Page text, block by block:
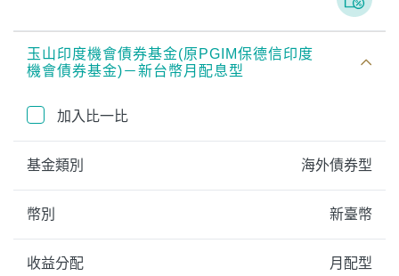
玉山印度機會債券基金(原PGIM保德信印度
機會債券基金)－新台幣月配息型
加入比一比
基金類別 海外債券型
幣別 新臺幣
收益分配 月配型